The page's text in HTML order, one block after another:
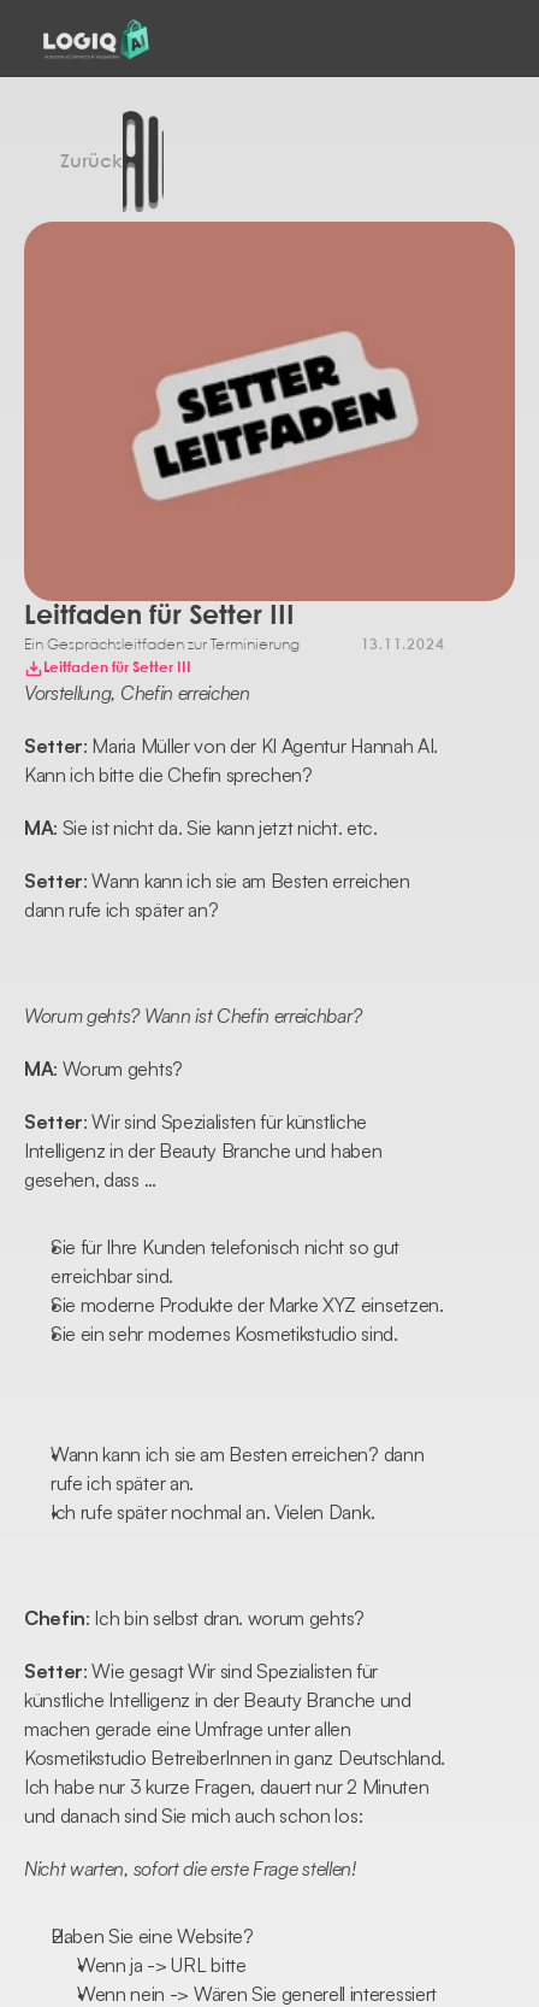
Zurück
Leitfaden für Setter III
Ein Gesprächsleitfaden zur Terminierung
13.11.2024
Leitfaden für Setter III
Vorstellung, Chefin erreichen
Setter: Maria Müller von der KI Agentur Hannah AI.
Kann ich bitte die Chefin sprechen?
MA: Sie ist nicht da. Sie kann jetzt nicht. etc.
Setter: Wann kann ich sie am Besten erreichen
dann rufe ich später an?
Worum gehts? Wann ist Chefin erreichbar?
MA: Worum gehts?
Setter: Wir sind Spezialisten für künstliche
Intelligenz in der Beauty Branche und haben
gesehen, dass …
Sie für Ihre Kunden telefonisch nicht so gut
erreichbar sind.
Sie moderne Produkte der Marke XYZ einsetzen.
Sie ein sehr modernes Kosmetikstudio sind.
Wann kann ich sie am Besten erreichen? dann
rufe ich später an.
Ich rufe später nochmal an. Vielen Dank.
Chefin: Ich bin selbst dran. worum gehts?
Setter: Wie gesagt Wir sind Spezialisten für
künstliche Intelligenz in der Beauty Branche und
machen gerade eine Umfrage unter allen
Kosmetikstudio BetreiberInnen in ganz Deutschland.
Ich habe nur 3 kurze Fragen, dauert nur 2 Minuten
und danach sind Sie mich auch schon los:
Nicht warten, sofort die erste Frage stellen!
Haben Sie eine Website?
Wenn ja -> URL bitte
Wenn nein -> Wären Sie generell interessiert